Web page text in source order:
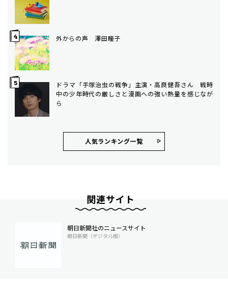
外からの声 澤田瞳子
ドラマ「手塚治虫の戦争」主演・高良健吾さん 戦時
中の少年時代の厳しさと漫画への強い熱量を感じなが
ら
人気ランキング⼀覧
関連サイト
朝日新聞社のニュースサイト
朝日新聞（デジタル版）